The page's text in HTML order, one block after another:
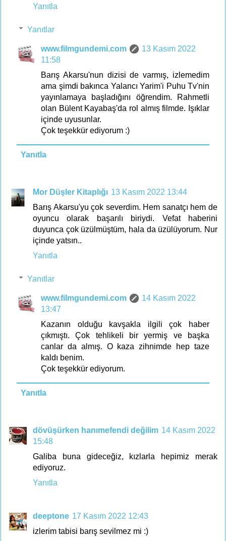
Yanıtla
Yanıtlar
www.filmgundemi.com
13 Kasım 2022
11:58
Barış Akarsu'nun dizisi de varmış, izlemedim
ama şimdi bakınca Yalancı Yarim'i Puhu Tv'nin
yayınlamaya başladığını öğrendim. Rahmetli
olan Bülent Kayabaş'da rol almış filmde. Işıklar
içinde uyusunlar.
Çok teşekkür ediyorum :)
Yanıtla
Mor Düşler Kitaplığı 13 Kasım 2022 13:44
Barış Akarsu'yu çok severdim. Hem sanatçı hem de
oyuncu olarak başarılı biriydi. Vefat haberini
duyunca çok üzülmüştüm, hala da üzülüyorum. Nur
içinde yatsın..
Yanıtla
Yanıtlar
www.filmgundemi.com
14 Kasım 2022
13:47
Kazanın olduğu kavşakla ilgili çok haber
çıkmıştı. Çok tehlikeli bir yermiş ve başka
canlar da almış. O kaza zihnimde hep taze
kaldı benim.
Çok teşekkür ediyorum.
Yanıtla
dövüşürken hanımefendi değilim 14 Kasım 2022
15:48
Galiba buna gideceğiz, kızlarla hepimiz merak
ediyoruz.
Yanıtla
deeptone 17 Kasım 2022 12:43
izlerim tabisi barış sevilmez mi :)